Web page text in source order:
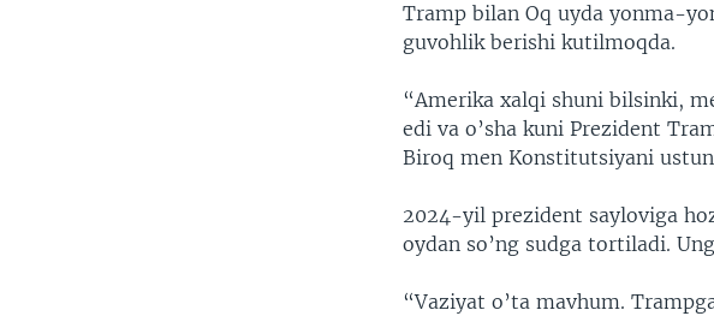
Tramp bilan Oq uyda yonma-
guvohlik berishi kutilmoqda.
“Amerika xalqi shuni bilsinki,
edi va o’sha kuni Prezident
Biroq men Konstitutsiyani
2024-yil prezident sayloviga
oydan so’ng sudga tortiladi.
“Vaziyat o’ta mavhum.